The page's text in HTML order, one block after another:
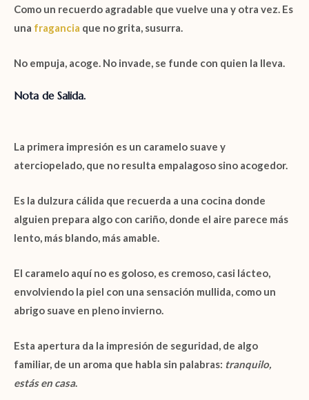
Como un recuerdo agradable que vuelve una y otra vez. Es
una fragancia que no grita, susurra.
No empuja, acoge. No invade, se funde con quien la lleva.
Nota de Salida.
La primera impresión es un caramelo suave y
aterciopelado, que no resulta empalagoso sino acogedor.
Es la dulzura cálida que recuerda a una cocina donde
alguien prepara algo con cariño, donde el aire parece más
lento, más blando, más amable.
El caramelo aquí no es goloso, es cremoso, casi lácteo,
envolviendo la piel con una sensación mullida, como un
abrigo suave en pleno invierno.
Esta apertura da la impresión de seguridad, de algo
familiar, de un aroma que habla sin palabras: tranquilo,
estás en casa.